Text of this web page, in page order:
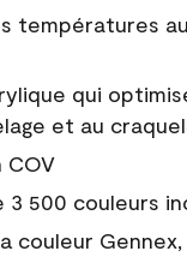
températures
qui
et au
COV
3 500 couleurs
couleur